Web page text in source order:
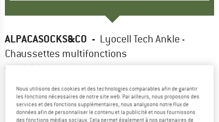
ALPACASOCKS&CO - Lyocell Tech Ankle -
Chaussettes multifonctions
Nous utilisons des cookies et des technologies comparables afin de garantir
les fonctions nécessaires de notre site web. Par ailleurs, nous proposons des
services et des fonctions supplémentaires, nous analysons notre flux de
données afin de personnaliser le contenu et la publicité et nous fournissons
des fonctions médias sociaux. Cela permet également à nos partenaires de